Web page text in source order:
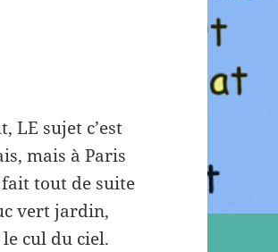
LE sujet c’est
mais à Paris
fait tout de suite
vert jardin,
cul du ciel.